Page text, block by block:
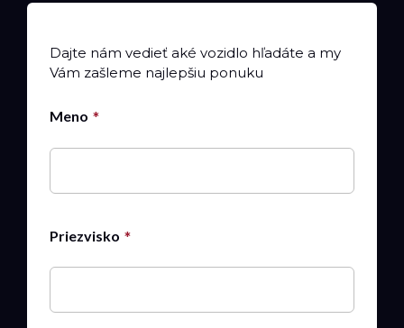
Dajte nám vedieť aké vozidlo hľadáte a my
Vám zašleme najlepšiu ponuku
Meno
Priezvisko